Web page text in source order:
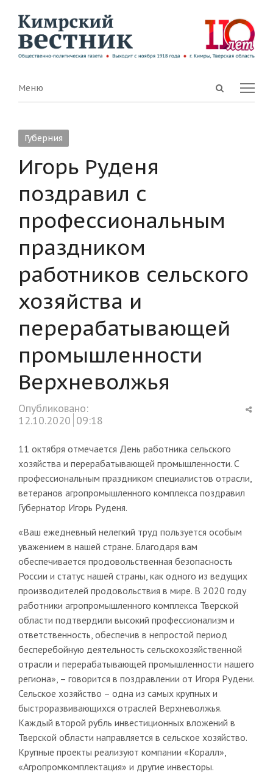
Open
Menu
Меню
Губерния
Игорь Руденя
поздравил с
профессиональным
праздником
работников сельского
хозяйства и
перерабатывающей
промышленности
Верхневолжья
Опубликовано:
12.10.2020 09:18
11 октября отмечается День работника сельского
хозяйства и перерабатывающей промышленности. С
профессиональным праздником специалистов отрасли,
ветеранов агропромышленного комплекса поздравил
Губернатор Игорь Руденя.
«Ваш ежедневный нелегкий труд пользуется особым
уважением в нашей стране. Благодаря вам
обеспечивается продовольственная безопасность
России и статус нашей страны, как одного из ведущих
производителей продовольствия в мире. В 2020 году
работники агропромышленного комплекса Тверской
области подтвердили высокий профессионализм и
ответственность, обеспечив в непростой период
бесперебойную деятельность сельскохозяйственной
отрасли и перерабатывающей промышленности нашего
региона», – говорится в поздравлении от Игоря Рудени.
Сельское хозяйство – одна из самых крупных и
быстроразвивающихся отраслей Верхневолжья.
Каждый второй рубль инвестиционных вложений в
Тверской области направляется в сельское хозяйство.
Крупные проекты реализуют компании «Коралл»,
«Агропромкомплектация» и другие инвесторы.